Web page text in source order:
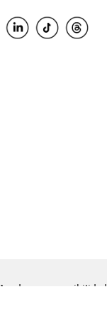
Ayuda para accesibilidad